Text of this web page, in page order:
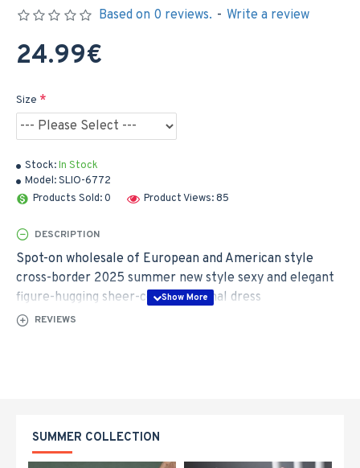
Stock:In Stock
Model:SLIO-6772
Products Sold: 0
Product Views: 85
Based on 0 reviews. - Write a review
24.99€
Size
DESCRIPTION
Spot-on wholesale of European and American style
cross-border 2025 summer new style sexy and elegant
figure-hugging sheer-colored formal dress
REVIEWS
SUMMER COLLECTION